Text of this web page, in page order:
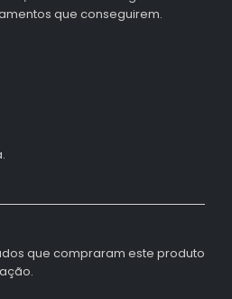
que conseguirem.
que compraram este produto